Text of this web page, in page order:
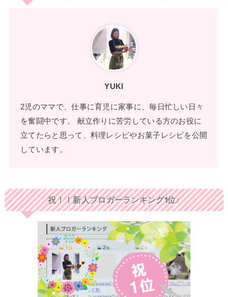
YUKI
2児のママで、仕事に育児に家事に、毎日忙しい日々
を奮闘中です。 献立作りに苦労している方のお役に
立てたらと思って、料理レシピやお菓子レシピを公開
しています。
祝！！新人ブロガーランキング1位♪